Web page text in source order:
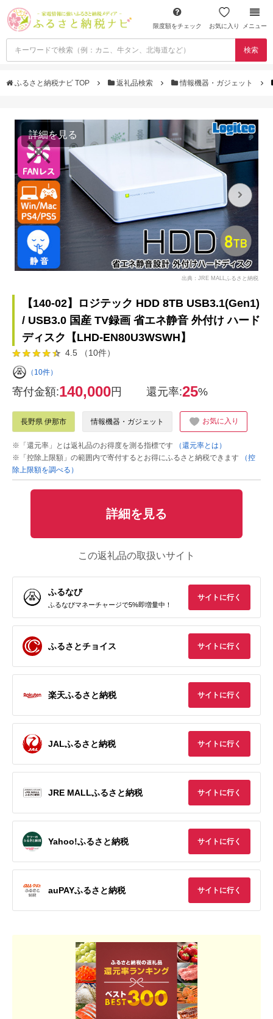
限度額をチェック お気に入り メニュー
検索
ふるさと納税ナビ TOP 返礼品検索 情報機器・ガジェット
詳細を見る
出典：JRE MALLふるさと納税
【140-02】ロジテック HDD 8TB USB3.1(Gen1)
/ USB3.0 国産 TV録画 省エネ静音 外付け ハード
ディスク【LHD-EN80U3WSWH】
4.5 （10件）
（10件）
寄付金額:140,000円 還元率:25%
長野県 伊那市 情報機器・ガジェット お気に入り
※「還元率」とは返礼品のお得度を測る指標です
（還元率とは）
※「控除上限額」の範囲内で寄付するとお得にふるさと納税できます
（控
除上限額を調べる）
詳細を見る
この返礼品の取扱いサイト
ふるなび
ふるなびマネーチャージで5%即増量中！
サイトに行く
ふるさとチョイス サイトに行く
楽天ふるさと納税 サイトに行く
JALふるさと納税 サイトに行く
JRE MALLふるさと納税 サイトに行く
Yahoo!ふるさと納税 サイトに行く
auPAYふるさと納税 サイトに行く